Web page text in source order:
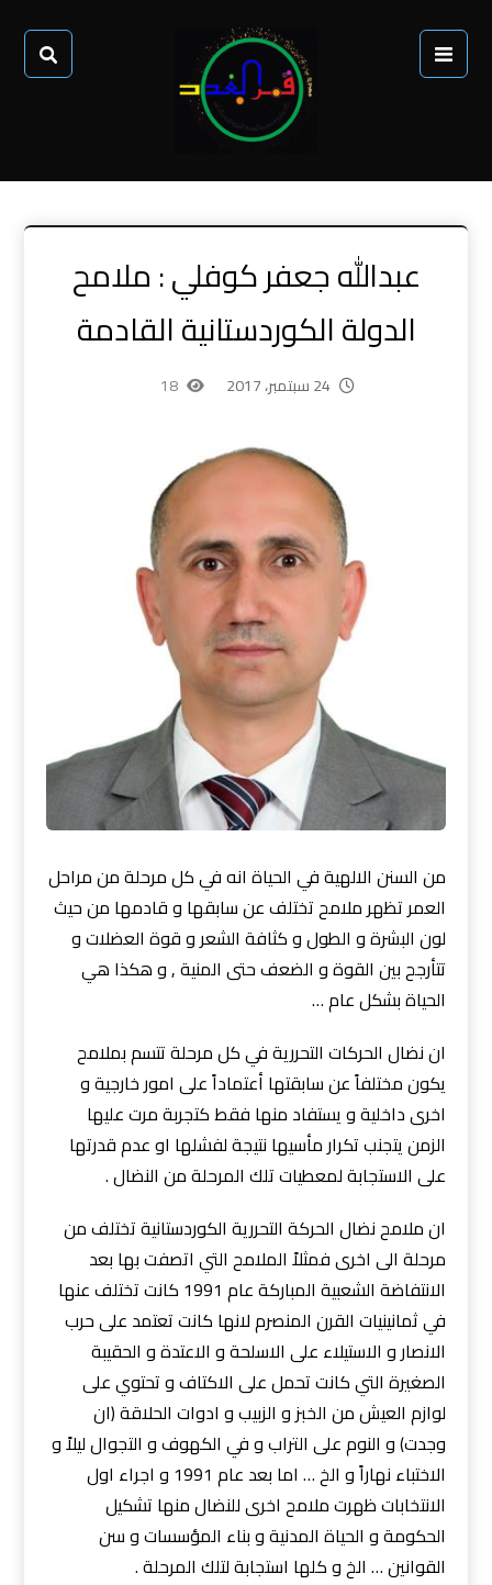
عبدالله جعفر كوفلي : ملامح
الدولة الكوردستانية القادمة
24 سبتمبر، 2017 18
من السنن الالهية في الحياة انه في كل مرحلة من مراحل
العمر تظهر ملامح تختلف عن سابقها و قادمها من حيث
لون البشرة و الطول و كثافة الشعر و قوة العضلات و
تتأرجح بين القوة و الضعف حتى المنية , و هكذا هي
الحياة بشكل عام …
ان نضال الحركات التحررية في كل مرحلة تتسم بملامح
يكون مختلفاً عن سابقتها أعتماداً على امور خارجية و
اخرى داخلية و يستفاد منها فقط كتجربة مرت عليها
الزمن يتجنب تكرار مأسيها نتيجة لفشلها او عدم قدرتها
على الاستجابة لمعطيات تلك المرحلة من النضال .
ان ملامح نضال الحركة التحررية الكوردستانية تختلف من
مرحلة الى اخرى فمثلاً الملامح التي اتصفت بها بعد
الانتفاضة الشعبية المباركة عام 1991 كانت تختلف عنها
في ثمانينيات القرن المنصرم لانها كانت تعتمد على حرب
الانصار و الاستيلاء على الاسلحة و الاعتدة و الحقيبة
الصغيرة التي كانت تحمل على الاكتاف و تحتوي على
لوازم العيش من الخبز و الزبيب و ادوات الحلاقة (ان
وجدت) و النوم على التراب و في الكهوف و التجوال ليلاً و
الاختباء نهاراً و الخ … اما بعد عام 1991 و اجراء اول
الانتخابات ظهرت ملامح اخرى للنضال منها تشكيل
الحكومة و الحياة المدنية و بناء المؤسسات و سن
القوانين … الخ و كلها استجابة لتلك المرحلة .